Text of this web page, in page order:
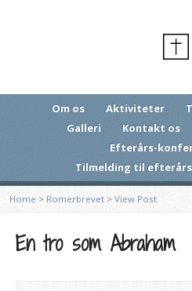
Om os Aktiviteter
Galleri
Kontakt os
Efterårs-
Tilmelding til
Home > Romerbrevet> View Post
En tro som Abraham